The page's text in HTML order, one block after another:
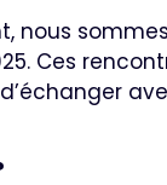
nous
Ces
d’échanger